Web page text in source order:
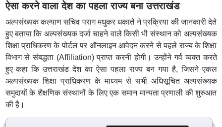
ऐसा करने वाला देश का पहला राज्य बना उत्तराखंड
अल्पसंख्यक कल्याण सचिव पराग मधुकर धकाते ने प्रक्रिया की जानकारी देते
हुए बताया कि अल्पसंख्यक दर्जा चाहने वाले किसी भी संस्थान को अल्पसंख्यक
शिक्षा प्राधिकरण के पोर्टल पर ऑनलाइन आवेदन करने से पहले राज्य के शिक्षा
विभाग से संबद्धता (Affiliation) प्राप्त करनी होगी। उन्होंने गर्व व्यक्त करते
हुए कहा कि उत्तराखंड देश का ऐसा पहला राज्य बन गया है, जिसने एकल
अल्पसंख्यक शिक्षा प्राधिकरण के माध्यम से सभी अधिसूचित अल्पसंख्यक
समुदायों के शैक्षणिक संस्थानों के लिए एक समान मान्यता प्रणाली की शुरुआत
की है।